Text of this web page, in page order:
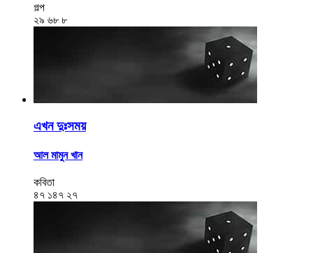
গল্প
২৯ ৬৮ ৮
এখন দুঃসময়
আল মামুন খান
কবিতা
৪৭ ১৪৭ ২৭